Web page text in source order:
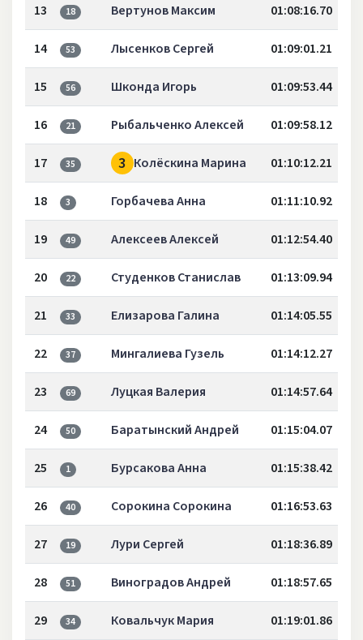
13 18 Вертунов Максим 01:08:16.70
14 53 Лысенков Сергей 01:09:01.21
15 56 Шконда Игорь 01:09:53.44
16 21 Рыбальченко Алексей 01:09:58.12
17 35 3 Колёскина Марина 01:10:12.21
18 3 Горбачева Анна 01:11:10.92
19 49 Алексеев Алексей 01:12:54.40
20 22 Студенков Станислав 01:13:09.94
21 33 Елизарова Галина 01:14:05.55
22 37 Мингалиева Гузель 01:14:12.27
23 69 Луцкая Валерия 01:14:57.64
24 50 Баратынский Андрей 01:15:04.07
25 1 Бурсакова Анна 01:15:38.42
26 40 Сорокина Сорокина 01:16:53.63
27 19 Лури Сергей 01:18:36.89
28 51 Виноградов Андрей 01:18:57.65
29 34 Ковальчук Мария 01:19:01.86